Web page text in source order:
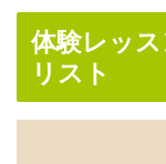
体験レッ
リスト